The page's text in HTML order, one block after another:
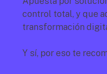
control total, y que
transformación
Y sí, por eso te